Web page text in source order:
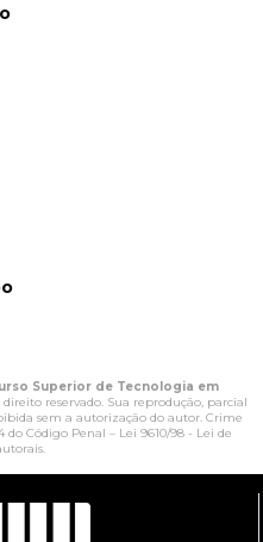
Superior de Tecnologia em
direito reservado. Sua reprodução, parcial
sem a autorização do autor. Crime
do Código Penal – Lei 9610/98 - Lei de
.